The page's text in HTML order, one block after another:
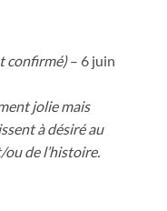
confirmé) – 6 juin
jolie mais
à désiré au
de l’histoire.